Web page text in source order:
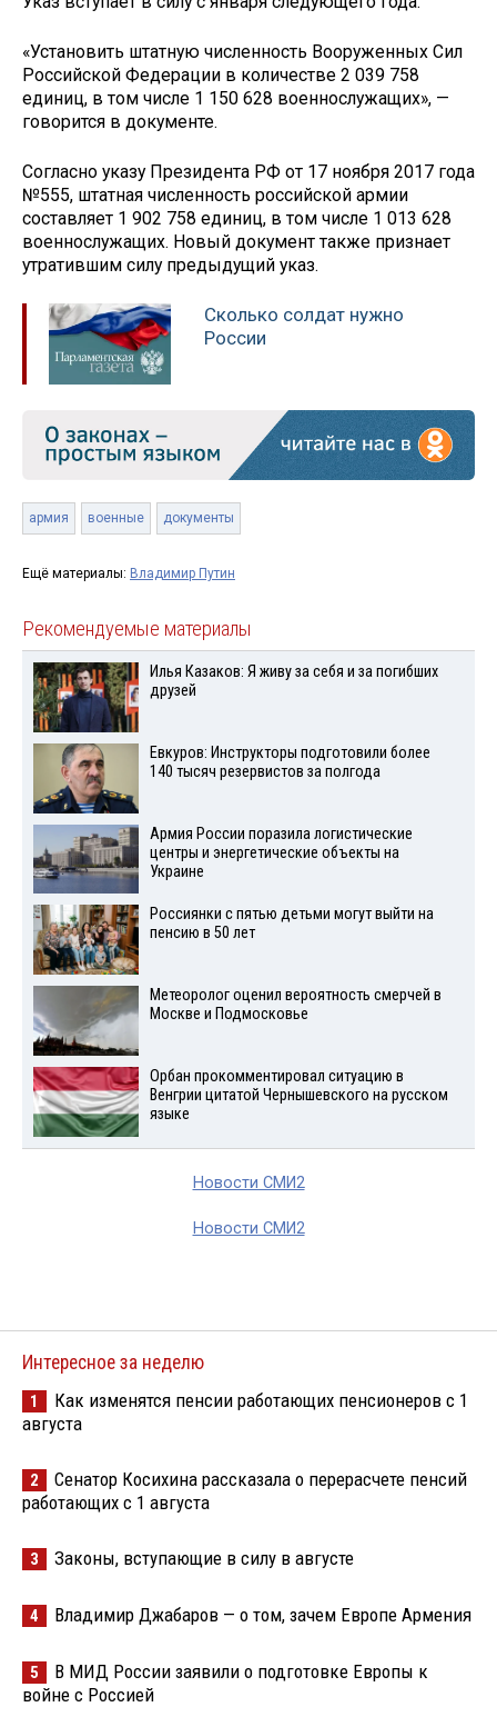
«Установить штатную численность Вооруженных Сил
Российской Федерации в количестве 2 039 758
единиц, в том числе 1 150 628 военнослужащих», —
говорится в документе.
Согласно указу Президента РФ от 17 ноября 2017 года
№555, штатная численность российской армии
составляет 1 902 758 единиц, в том числе 1 013 628
военнослужащих. Новый документ также признает
утратившим силу предыдущий указ.
Сколько солдат нужно
России
армия военные документы
Ещё материалы: Владимир Путин
Рекомендуемые материалы
Илья Казаков: Я живу за себя и за погибших
друзей
Евкуров: Инструкторы подготовили более
140 тысяч резервистов за полгода
Армия России поразила логистические
центры и энергетические объекты на
Украине
Россиянки с пятью детьми могут выйти на
пенсию в 50 лет
Метеоролог оценил вероятность смерчей в
Москве и Подмосковье
Орбан прокомментировал ситуацию в
Венгрии цитатой Чернышевского на русском
языке
Новости СМИ2
Новости СМИ2
Интересное за неделю
1
Как изменятся пенсии работающих пенсионеров с 1
августа
2
Сенатор Косихина рассказала о перерасчете пенсий
работающих с 1 августа
3 Законы, вступающие в силу в августе
4 Владимир Джабаров — о том, зачем Европе Армения
5
В МИД России заявили о подготовке Европы к
войне с Россией